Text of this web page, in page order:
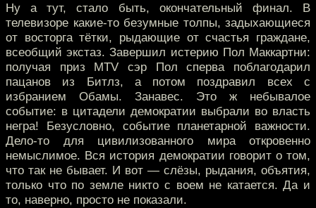
Ну а тут, стало быть, окончательный финал. В
телевизоре какие-то безумные толпы, задыхающиеся
от восторга тётки, рыдающие от счастья граждане,
всеобщий экстаз. Завершил истерию Пол Маккартни:
получая приз MTV сэр Пол сперва поблагодарил
пацанов из Битлз, а потом поздравил всех с
избранием Обамы. Занавес. Это ж небывалое
событие: в цитадели демократии выбрали во власть
негра! Безусловно, событие планетарной важности.
Дело-то для цивилизованного мира откровенно
немыслимое. Вся история демократии говорит о том,
что так не бывает. И вот — слёзы, рыдания, объятия,
только что по земле никто с воем не катается. Да и
то, наверно, просто не показали.